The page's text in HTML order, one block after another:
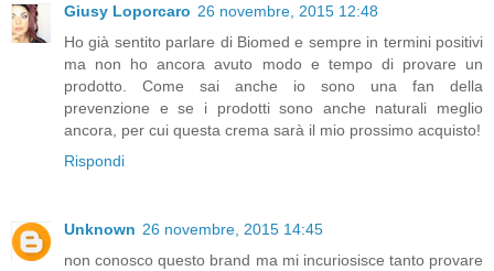
Giusy Loporcaro 26 novembre, 2015 12:48
Ho già sentito parlare di Biomed e sempre in termini positivi
ma non ho ancora avuto modo e tempo di provare un
prodotto. Come sai anche io sono una fan della
prevenzione e se i prodotti sono anche naturali meglio
ancora, per cui questa crema sarà il mio prossimo acquisto!
Rispondi
Unknown 26 novembre, 2015 14:45
non conosco questo brand ma mi incuriosisce tanto provare